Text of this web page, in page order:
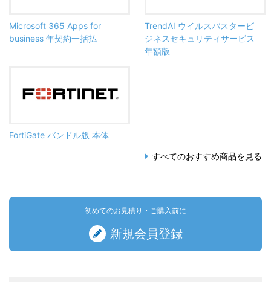
Microsoft 365 Apps for
business 年契約一括払
TrendAI ウイルスバスタービ
ジネスセキュリティサービス
年額版
FortiGate バンドル版 本体
すべてのおすすめ商品を見る
初めてのお見積り・ご購入前に
新規会員登録